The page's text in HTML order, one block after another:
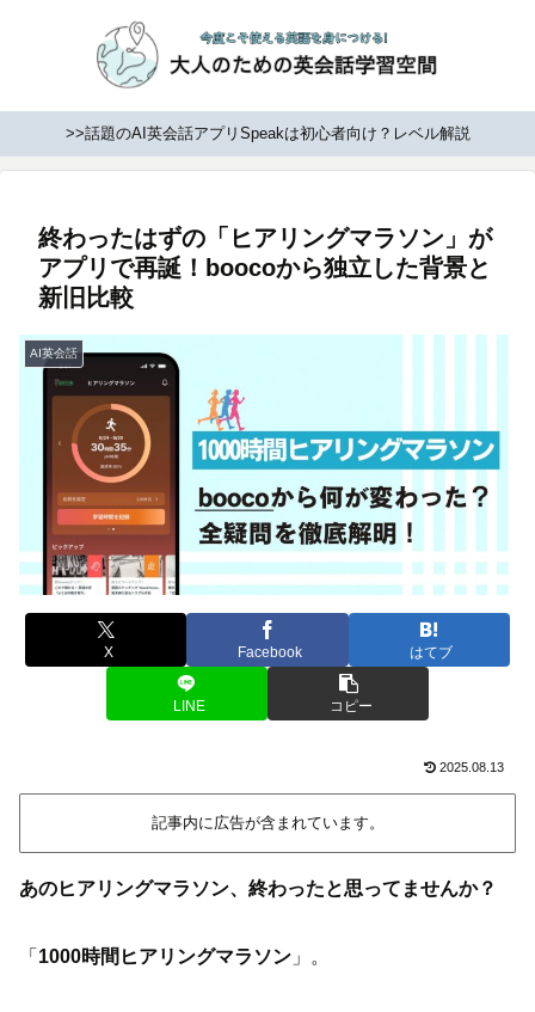
>>話題のAI英会話アプリSpeakは初心者向け？レベル解説
終わったはずの「ヒアリングマラソン」が
アプリで再誕！boocoから独立した背景と
新旧比較
AI英会話
X Facebook はてブ
LINE コピー
2025.08.13
記事内に広告が含まれています。
あのヒアリングマラソン、終わったと思ってませんか？
「 1000時間ヒアリングマラソン 」。